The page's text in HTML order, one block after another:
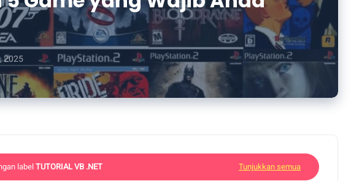
2025
label TUTORIAL VB .NET Tunjukkan semua